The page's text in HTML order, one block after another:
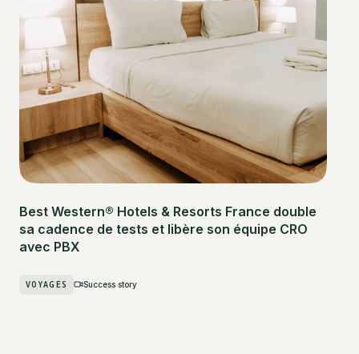
Best Western® Hotels & Resorts France double
sa cadence de tests et libère son équipe CRO
avec PBX
VOYAGES Success story